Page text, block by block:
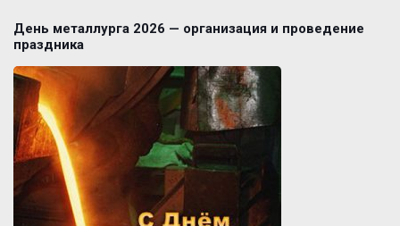
День металлурга 2026 — организация и проведение
праздника